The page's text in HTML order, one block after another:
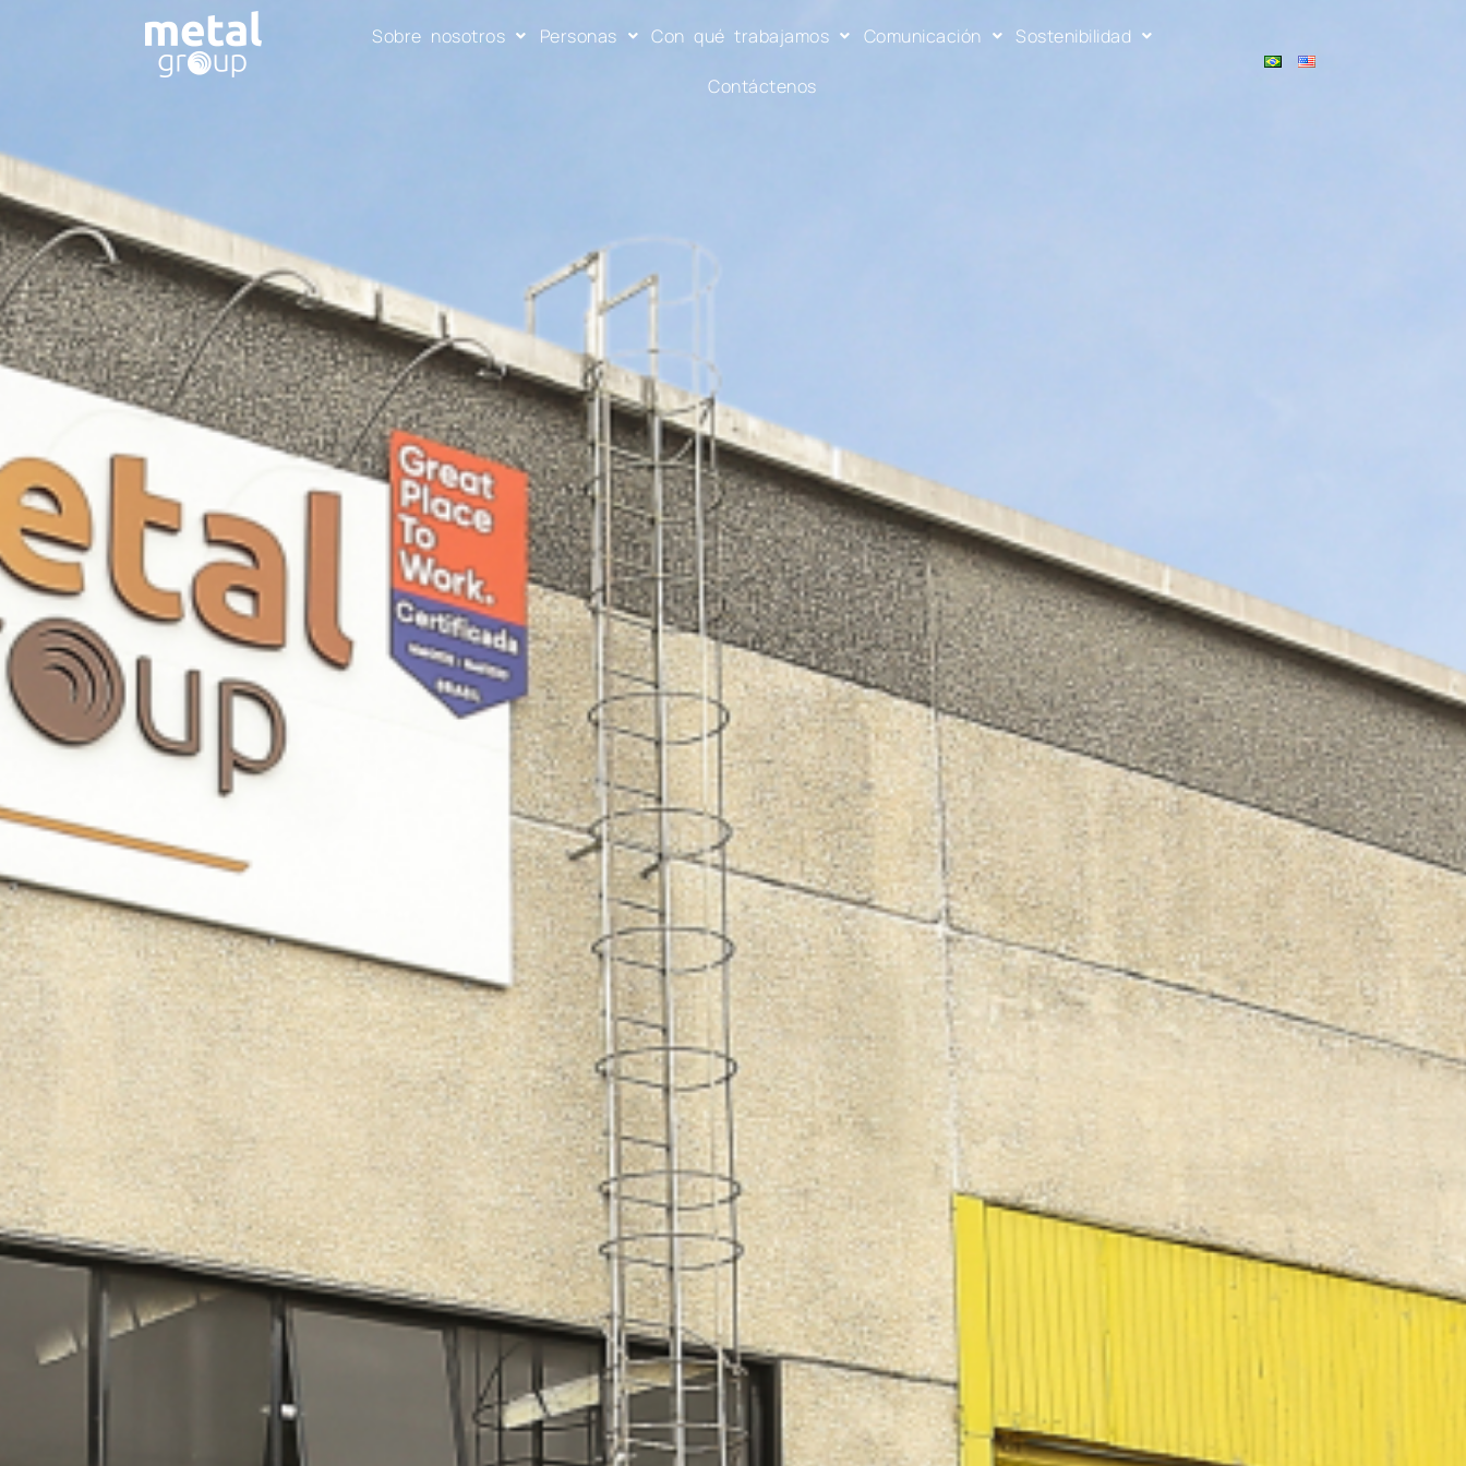
Sobre nosotros Personas Con qué trabajamos Comunicación Sostenibilidad
Contáctenos